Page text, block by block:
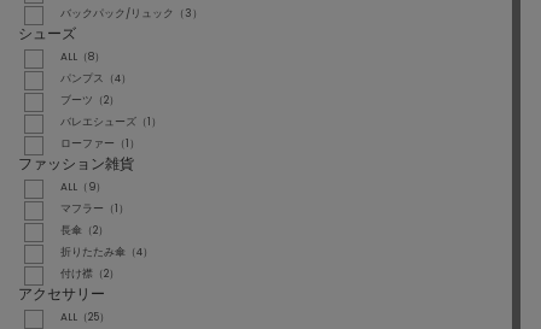
バックパック/リュック（3）
シューズ
ALL（8）
パンプス（4）
ブーツ（2）
バレエシューズ（1）
ローファー（1）
ファッション雑貨
ALL（9）
マフラー（1）
長傘（2）
折りたたみ傘（4）
付け襟（2）
アクセサリー
ALL（25）